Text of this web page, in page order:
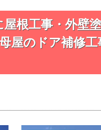
根工事・外壁
屋のドア補修